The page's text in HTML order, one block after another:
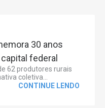
30 anos
federal
62 produtores rurais
coletiva...
CONTINUE LENDO